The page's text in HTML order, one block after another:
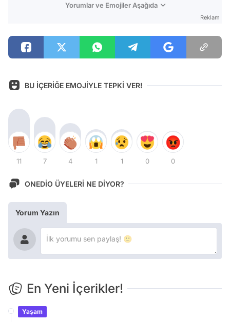
Yorumlar ve Emojiler Aşağıda
Reklam
BU İÇERİĞE EMOJİYLE TEPKİ VER!
11 7 4 1 1 0 0
ONEDİO ÜYELERİ NE DİYOR?
Yorum Yazın
En Yeni İçerikler!
Yaşam